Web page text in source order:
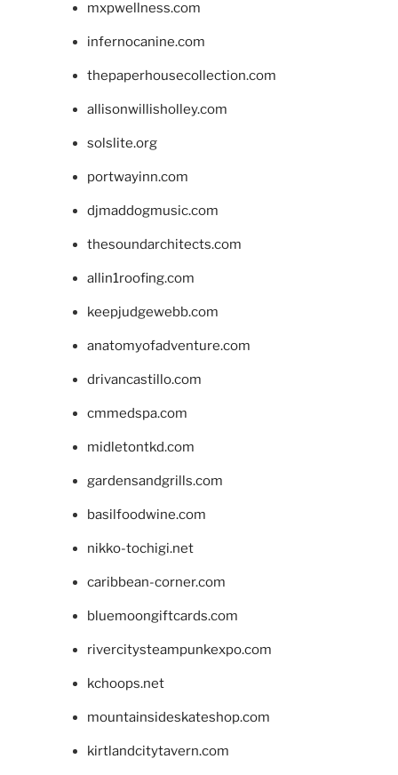
mxpwellness.com
infernocanine.com
thepaperhousecollection.com
allisonwillisholley.com
solslite.org
portwayinn.com
djmaddogmusic.com
thesoundarchitects.com
allin1roofing.com
keepjudgewebb.com
anatomyofadventure.com
drivancastillo.com
cmmedspa.com
midletontkd.com
gardensandgrills.com
basilfoodwine.com
nikko-tochigi.net
caribbean-corner.com
bluemoongiftcards.com
rivercitysteampunkexpo.com
kchoops.net
mountainsideskateshop.com
kirtlandcitytavern.com